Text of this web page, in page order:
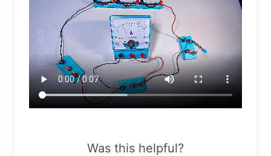
Was this helpful?